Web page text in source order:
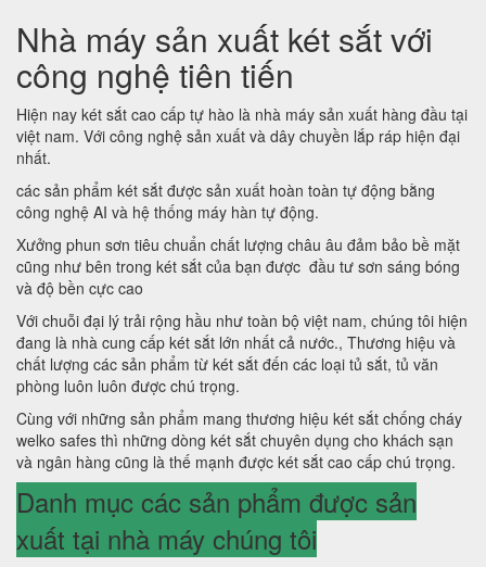
Nhà máy sản xuất két sắt với
công nghệ tiên tiến
Hiện nay két sắt cao cấp tự hào là nhà máy sản xuất hàng đầu tại
việt nam. Với công nghệ sản xuất và dây chuyền lắp ráp hiện đại
nhất.
các sản phẩm két sắt được sản xuất hoàn toàn tự động bằng
công nghệ AI và hệ thống máy hàn tự động.
Xưởng phun sơn tiêu chuẩn chất lượng châu âu đảm bảo bề mặt
cũng như bên trong két sắt của bạn được đầu tư sơn sáng bóng
và độ bền cực cao
Với chuỗi đại lý trải rộng hầu như toàn bộ việt nam, chúng tôi hiện
đang là nhà cung cấp két sắt lớn nhất cả nước., Thương hiệu và
chất lượng các sản phẩm từ két sắt đến các loại tủ sắt, tủ văn
phòng luôn luôn được chú trọng.
Cùng với những sản phẩm mang thương hiệu két sắt chống cháy
welko safes thì những dòng két sắt chuyên dụng cho khách sạn
và ngân hàng cũng là thế mạnh được két sắt cao cấp chú trọng.
Danh mục các sản phẩm được sản
xuất tại nhà máy chúng tôi